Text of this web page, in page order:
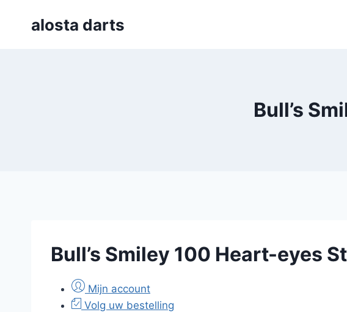
alosta darts
Bull’s
Bull’s Smiley 100 Heart-eyes
Mijn account
Volg uw bestelling